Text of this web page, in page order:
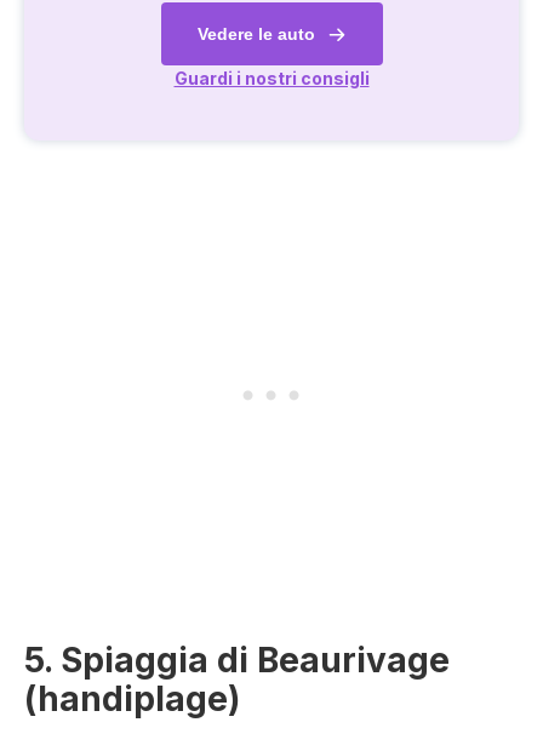
Vedere le auto
Guardi i nostri consigli
5. Spiaggia di Beaurivage
(handiplage)